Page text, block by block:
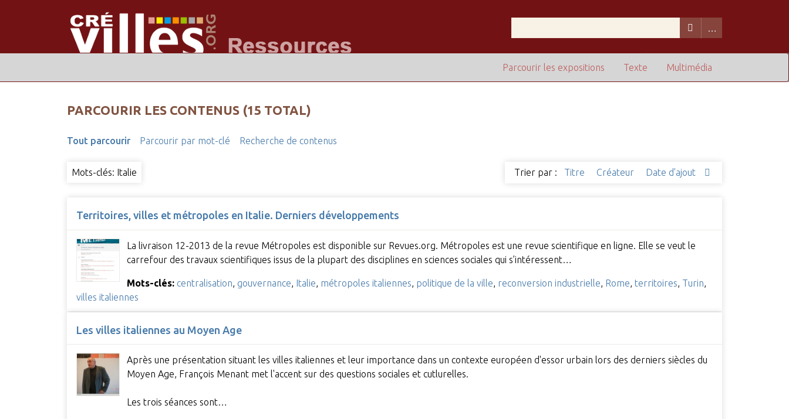
Multimédia
Texte
Parcourir les expositions
PARCOURIR LES CONTENUS (15 TOTAL)
Tout parcourir Parcourir par mot-clé Recherche de contenus
Mots-clés: Italie Trier par : Titre Créateur Date d'ajout
Territoires, villes et métropoles en Italie. Derniers développements
La livraison 12-2013 de la revue Métropoles est disponible sur Revues.org. Métropoles est une revue scientifique en ligne. Elle se veut le
carrefour des travaux scientifiques issus de la plupart des disciplines en sciences sociales qui s’intéressent…
Mots-clés: centralisation gouvernance Italie métropoles italiennes politique de la ville reconversion industrielle Rome territoires Turin
villes italiennes
Les villes italiennes au Moyen Age
Après une présentation situant les villes italiennes et leur importance dans un contexte européen d'essor urbain lors des derniers siècles du
Moyen Age, François Menant met l'accent sur des questions sociales et cutlurelles.
Les trois séances sont…